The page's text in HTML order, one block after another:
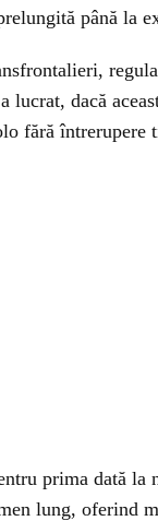
până la
lucrat, dacă
fără
prima dată
lung, oferind